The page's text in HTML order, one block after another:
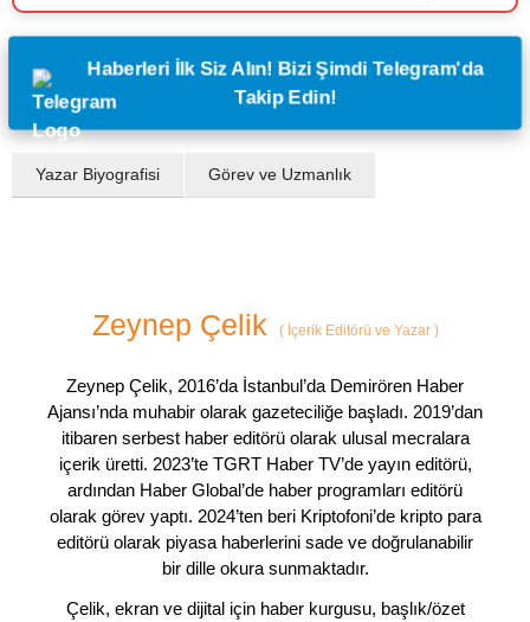
Haberleri İlk Siz Alın! Bizi Şimdi Telegram'da
Takip Edin!
Yazar Biyografisi Görev ve Uzmanlık
Zeynep Çelik (İçerik Editörü ve Yazar )
Zeynep Çelik, 2016’da İstanbul’da Demirören Haber
Ajansı’nda muhabir olarak gazeteciliğe başladı. 2019’dan
itibaren serbest haber editörü olarak ulusal mecralara
içerik üretti. 2023’te TGRT Haber TV’de yayın editörü,
ardından Haber Global’de haber programları editörü
olarak görev yaptı. 2024’ten beri Kriptofoni’de kripto para
editörü olarak piyasa haberlerini sade ve doğrulanabilir
bir dille okura sunmaktadır.
Çelik, ekran ve dijital için haber kurgusu, başlık/özet